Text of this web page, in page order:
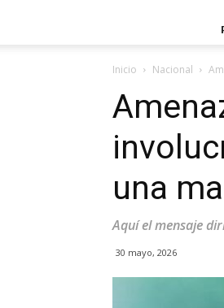
Inicio Nacional
una
Aquí el mensaje
30 mayo, 2026